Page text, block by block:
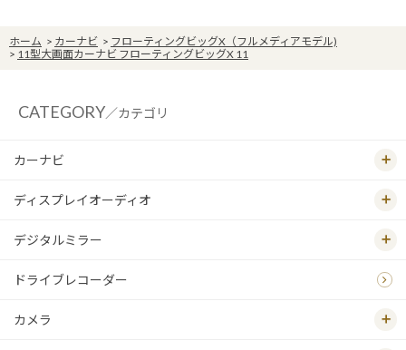
ホーム > カーナビ > フローティングビッグX（フルメディアモデル)
> 11型大画面カーナビ フローティングビッグX 11
CATEGORY／カテゴリ
カーナビ
ディスプレイオーディオ
デジタルミラー
ドライブレコーダー
カメラ